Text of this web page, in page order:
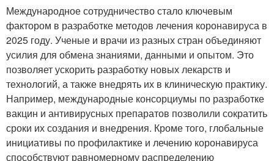
Международное сотрудничество стало ключевым
фактором в разработке методов лечения коронавируса в
2025 году. Ученые и врачи из разных стран объединяют
усилия для обмена знаниями, данными и опытом. Это
позволяет ускорить разработку новых лекарств и
технологий, а также внедрять их в клиническую практику.
Например, международные консорциумы по разработке
вакцин и антивирусных препаратов позволили сократить
сроки их создания и внедрения. Кроме того, глобальные
инициативы по профилактике и лечению коронавируса
способствуют равномерному распределению